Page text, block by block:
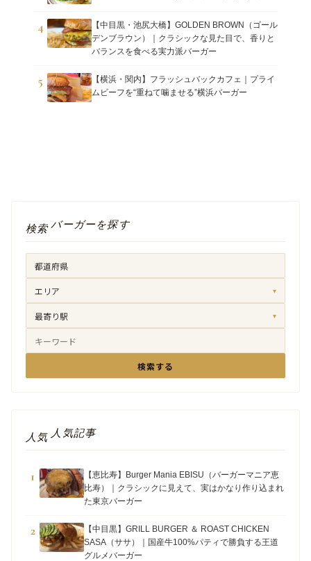
4
【中目黒・池尻大橋】GOLDEN BROWN（ゴール
デンブラウン）｜クラシックな見た目で、香りと
バランスを食べる実力派バーガー
5
【横浜・関内】フラッシュバックカフェ｜プライ
ムビーフを“重ねて噛ませる”横浜バーガー
検索 バーガーを探す
エリア ▾
最寄り駅 ▾
検索する
人気 人気記事
1
【恵比寿】Burger Mania EBISU（バーガーマニア恵
比寿）｜クラシックに見えて、実はかなり作り込まれ
た東京バーガー
2
【中目黒】GRILL BURGER ＆ ROAST CHICKEN
SASA（ササ）｜国産牛100%パティで勝負する王道
グルメバーガー